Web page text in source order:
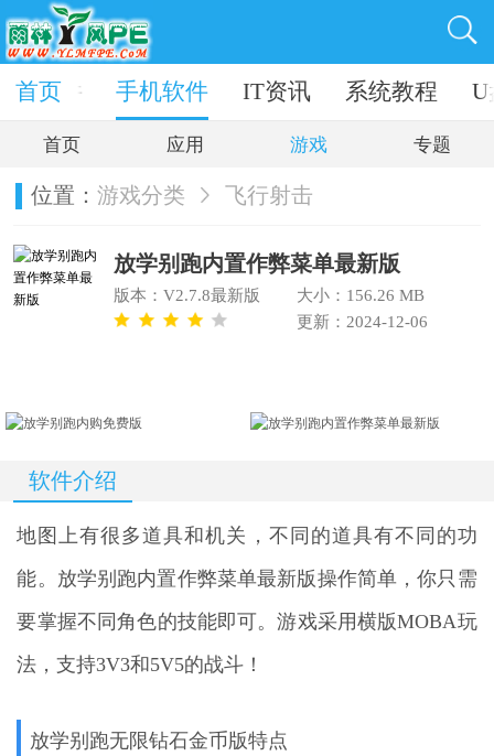
脑软件 手机软件 IT资讯 系统教程 U
首页
首页 应用 游戏 专题
位置： 游戏分类 飞行射击
放学别跑内置作弊菜单最新版
版本：V2.7.8最新版
大小：156.26 MB
更新：2024-12-06
软件介绍
地图上有很多道具和机关，不同的道具有不同的功
能。 放学别跑内置作弊菜单最新版操作简单，你只需
要掌握不同角色的技能即可。游戏采用横版MOBA玩
法，支持3V3和5V5的战斗！
放学别跑无限钻石金币版特点